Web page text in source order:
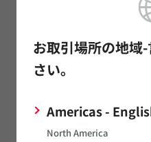
お取引場所の地域
さい。
Americas -
North America
RoHS証明書 / REACH SVHC
製品の該非判定結果
MSL（Moisture Sensitivity
会員サイト my